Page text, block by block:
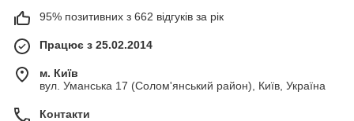
95% позитивних з 662 відгуків за рік
Працює з 25.02.2014
м. Київ
вул. Уманська 17 (Солом'янський район), Київ, Україна
Контакти